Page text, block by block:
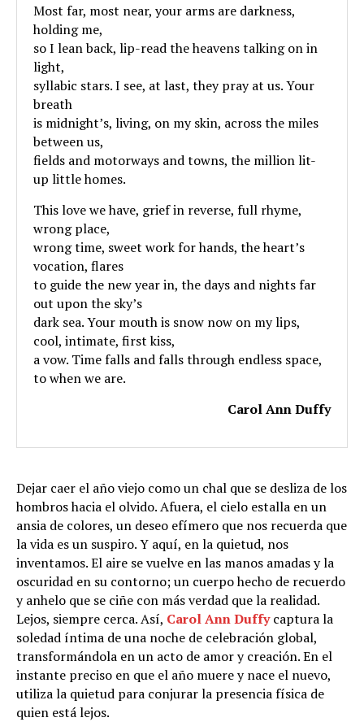
Most far, most near, your arms are darkness,
holding me,
so I lean back, lip-read the heavens talking on in
light,
syllabic stars. I see, at last, they pray at us. Your
breath
is midnight’s, living, on my skin, across the miles
between us,
fields and motorways and towns, the million lit-
up little homes.
This love we have, grief in reverse, full rhyme,
wrong place,
wrong time, sweet work for hands, the heart’s
vocation, flares
to guide the new year in, the days and nights far
out upon the sky’s
dark sea. Your mouth is snow now on my lips,
cool, intimate, first kiss,
a vow. Time falls and falls through endless space,
to when we are.
Carol Ann Duffy
Dejar caer el año viejo como un chal que se desliza de los
hombros hacia el olvido. Afuera, el cielo estalla en un
ansia de colores, un deseo efímero que nos recuerda que
la vida es un suspiro. Y aquí, en la quietud, nos
inventamos. El aire se vuelve en las manos amadas y la
oscuridad en su contorno; un cuerpo hecho de recuerdo
y anhelo que se ciñe con más verdad que la realidad.
Lejos, siempre cerca. Así, Carol Ann Duffycaptura la
soledad íntima de una noche de celebración global,
transformándola en un acto de amor y creación. En el
instante preciso en que el año muere y nace el nuevo,
utiliza la quietud para conjurar la presencia física de
quien está lejos.